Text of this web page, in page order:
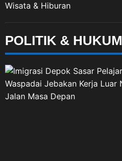
Wisata & Hiburan
POLITIK & HUKUM